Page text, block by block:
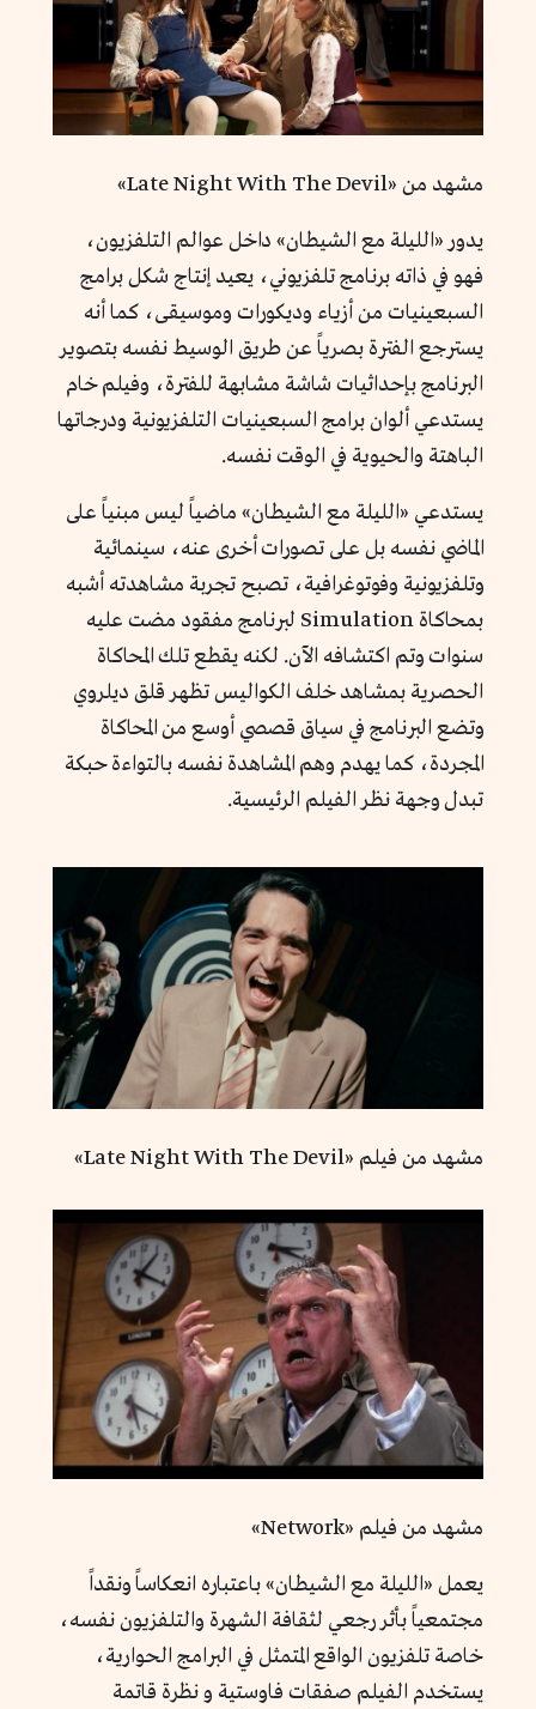
مشهد من «Late Night With The Devil»
يدور «الليلة مع الشيطان» داخل عوالم التلفزيون،
فهو في ذاته برنامج تلفزيوني، يعيد إنتاج شكل برامج
السبعينيات من أزياء وديكورات وموسيقى، كما أنه
يسترجع الفترة بصرياً عن طريق الوسيط نفسه بتصوير
البرنامج بإحداثيات شاشة مشابهة للفترة، وفيلم خام
يستدعي ألوان برامج السبعينيات التلفزيونية ودرجاتها
الباهتة والحيوية في الوقت نفسه.
يستدعي «الليلة مع الشيطان» ماضياً ليس مبنياً على
الماضي نفسه بل على تصورات أخرى عنه، سينمائية
وتلفزيونية وفوتوغرافية، تصبح تجربة مشاهدته أشبه
بمحاكاة Simulation لبرنامج مفقود مضت عليه
سنوات وتم اكتشافه الآن. لكنه يقطع تلك المحاكاة
الحصرية بمشاهد خلف الكواليس تظهر قلق ديلروي
وتضع البرنامج في سياق قصصي أوسع من المحاكاة
المجردة، كما يهدم وهم المشاهدة نفسه بالتواءة حبكة
تبدل وجهة نظر الفيلم الرئيسية.
مشهد من فيلم «Late Night With The Devil»
مشهد من فيلم «Network»
يعمل «الليلة مع الشيطان» باعتباره انعكاساً ونقداً
مجتمعياً بأثر رجعي لثقافة الشهرة والتلفزيون نفسه،
خاصة تلفزيون الواقع المتمثل في البرامج الحوارية،
يستخدم الفيلم صفقات فاوستية و نظرة قاتمة